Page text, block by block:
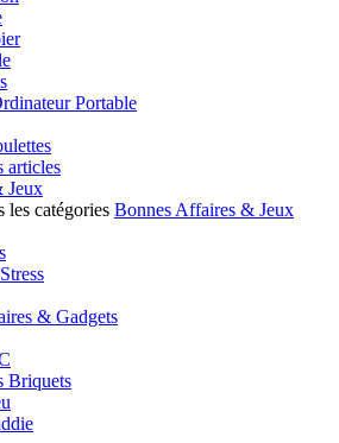
Portable
articles
Jeux
les catégories Bonnes Affaires & Jeux
& Gadgets
Briquets